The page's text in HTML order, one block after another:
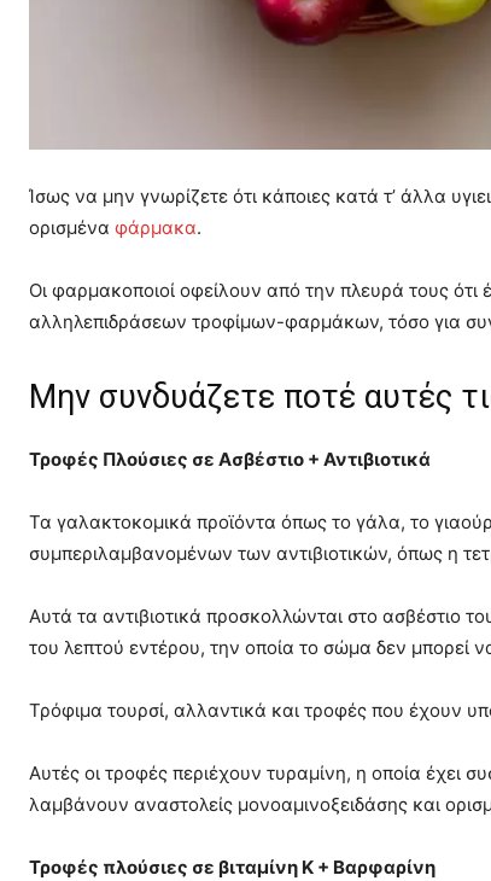
Ίσως να μην γνωρίζετε ότι κάποιες κατά τ’ άλλα
ορισμένα φάρμακα.
Οι φαρμακοποιοί οφείλουν από την πλευρά τους
αλληλεπιδράσεων τροφίμων-φαρμάκων, τόσο για
Μην συνδυάζετε ποτέ αυτές
Τροφές Πλούσιες σε Ασβέστιο + Αντιβιοτικά
Τα γαλακτοκομικά προϊόντα όπως το γάλα, το
συμπεριλαμβανομένων των αντιβιοτικών, όπως η
Αυτά τα αντιβιοτικά προσκολλώνται στο ασβέστιο
του λεπτού εντέρου, την οποία το σώμα δεν μπορεί
Τρόφιμα τουρσί, αλλαντικά και τροφές που έχουν
Αυτές οι τροφές περιέχουν τυραμίνη, η οποία έχει
λαμβάνουν αναστολείς μονοαμινοξειδάσης και
Τροφές πλούσιες σε βιταμίνη Κ + Βαρφαρίνη